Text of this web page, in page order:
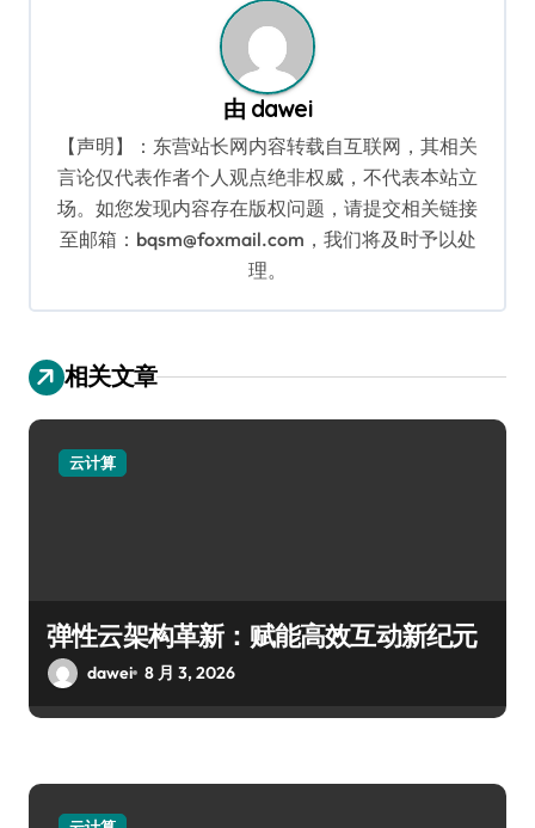
由 dawei
【声明】：东营站长网内容转载自互联网，其相关
言论仅代表作者个人观点绝非权威，不代表本站立
场。如您发现内容存在版权问题，请提交相关链接
至邮箱：bqsm@foxmail.com，我们将及时予以处
理。
相关文章
云计算
弹性云架构革新：赋能高效互动新纪元
dawei 8 月 3, 2026